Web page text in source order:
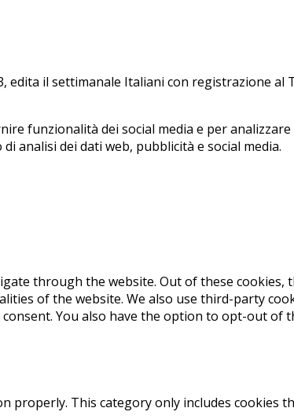
edi­ta il set­ti­ma­na­le Ita­lia­ni con re­gi­stra­zio­ne al
funzionalità dei social media e per
analisi dei dati web, pubblicità e social media.
through the website. Out of these
of the website. We also use third-party
You also have the option to opt-out of
properly. This category only includes cookies